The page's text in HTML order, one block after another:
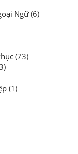
Ngữ(6)
(73)
(1)